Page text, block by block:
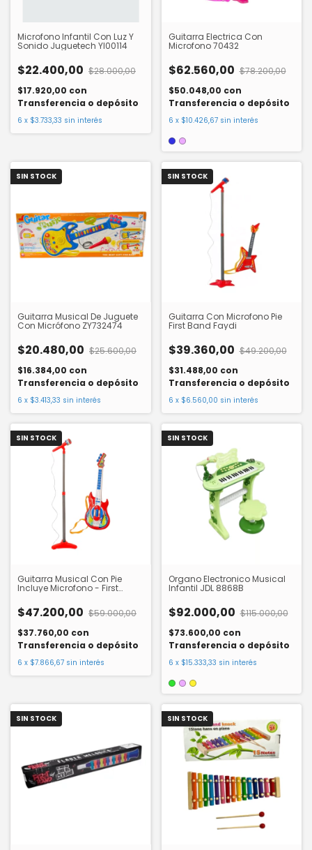
Microfono Infantil Con Luz Y
Sonido Juguetech YI00114
$22.400,00 $28.000,00
$17.920,00 con
Transferencia o depósito
6 x $3.733,33 sin interés
Guitarra Electrica Con
Microfono 70432
$62.560,00 $78.200,00
$50.048,00 con
Transferencia o depósito
6 x $10.426,67 sin interés
SIN STOCK
Guitarra Musical De Juguete
Con Micrófono ZY732474
$20.480,00 $25.600,00
$16.384,00 con
Transferencia o depósito
6 x $3.413,33 sin interés
SIN STOCK
Guitarra Con Microfono Pie
First Band Faydi
$39.360,00 $49.200,00
$31.488,00 con
Transferencia o depósito
6 x $6.560,00 sin interés
SIN STOCK
Guitarra Musical Con Pie
Incluye Microfono - First
$47.200,00 $59.000,00
$37.760,00 con
Transferencia o depósito
6 x $7.866,67 sin interés
SIN STOCK
Organo Electronico Musical
Infantil JDL 8868B
$92.000,00 $115.000,00
$73.600,00 con
Transferencia o depósito
6 x $15.333,33 sin interés
SIN STOCK SIN STOCK